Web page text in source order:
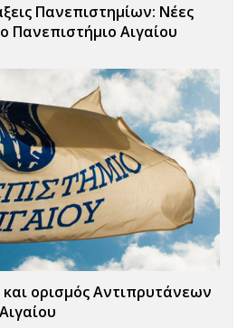
Πανεπιστημίων: Νέες
Πανεπιστήμιο Αιγαίου
ορισμός Αντιπρυτάνεων